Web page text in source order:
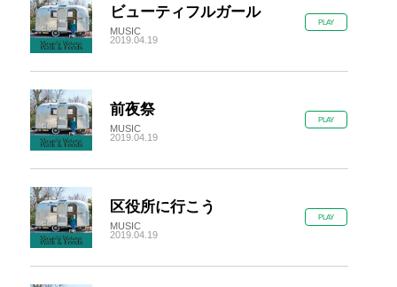
ビューティフルガール
MUSIC
2019.04.19
PLAY
前夜祭
MUSIC
2019.04.19
PLAY
区役所に行こう
MUSIC
2019.04.19
PLAY